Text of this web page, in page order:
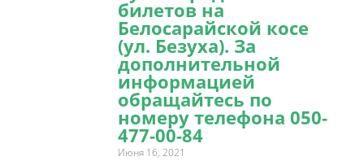
билетов на
Белосарайской косе
(ул. Безуха). За
дополнительной
информацией
обращайтесь по
номеру телефона 050-
477-00-84
Июня 16, 2021